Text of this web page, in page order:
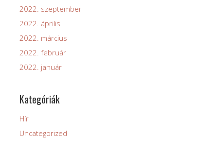
2022. szeptember
2022. április
2022. március
2022. február
2022. január
Kategóriák
Hír
Uncategorized